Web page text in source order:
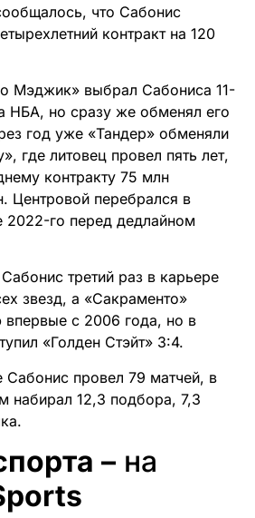
что Сабонис
контракт на 120
Мэджик» выбрал Сабониса 11-
НБА, но сразу же обменял его
год уже «Тандер» обменяли
где литовец провел пять лет,
контракту 75 млн
Центровой перебрался в
2022-го перед дедлайном
третий раз в карьере
звезд, а «Сакраменто»
с 2006 года, но в
«Голден Стэйт» 3:4.
провел 79 матчей, в
набирал 12,3 подбора, 7,3
– на